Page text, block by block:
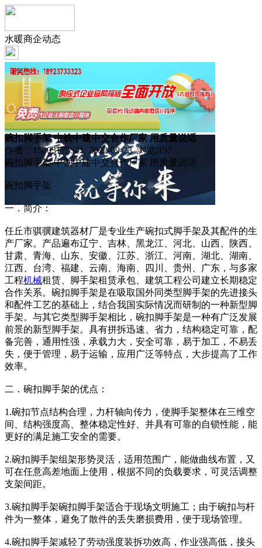
水暖商企动态
碗扣脚手架 中铁中建中交合作厂家 用质量说话
作者：15003175521 2022-09-23 浏览:157
碗扣脚手架 中铁中建中交合作厂家 用质量说话
碗扣脚手架
一．简介：
任丘市骐骥建筑器材厂是专业生产碗扣式脚手架及其配件的生
产厂家。产品遍布辽宁、吉林、黑龙江、河北、山西、陕西、
甘肃、青海、山东、安徽、江苏、浙江、河南、湖北、湖南、
江西、台湾、福建、云南、海南、四川、贵州、广东，与多家
工程机械租赁、脚手架租赁承包、建筑工程公司建立长期稳定
合作关系。碗扣脚手架是在吸取国外同类型脚手架的先进接头
和配件工艺的基础上，结合我国实际情况而研制的一种新型脚
手架。与其它类型脚手架相比，碗扣脚手架是一种有广泛发展
前景的新型脚手架。具有拼拆迅速、省力，结构稳定可靠，配
备完善，通用性强，承载力大，安全可靠，易于加工，不易丢
失，便于管理，易于运输，应用广泛等特点，大步提高了工作
效率。
二．碗扣脚手架的优点：
1.碗扣节点结构合理，力杆轴向传力，使脚手架整体在三维空
间、结构强度高、整体稳定性好、并具有可靠的自锁性能，能
更好的满足施工安全的需要。
2.碗扣脚手架组架形势灵活，适用范围广，能做曲线布置，又
可在任意高差地面上使用，根据不同的负载要求，可灵活调整
支架间距。
3.碗扣脚手架碗扣脚手架适合于现场文明施工；由于碗扣与杆
件为一整体，避免了散件的丢失磨损费用，便于现场管理。
4.碗扣脚手架减轻了劳动强度装拆功效高，作业强高低，接头